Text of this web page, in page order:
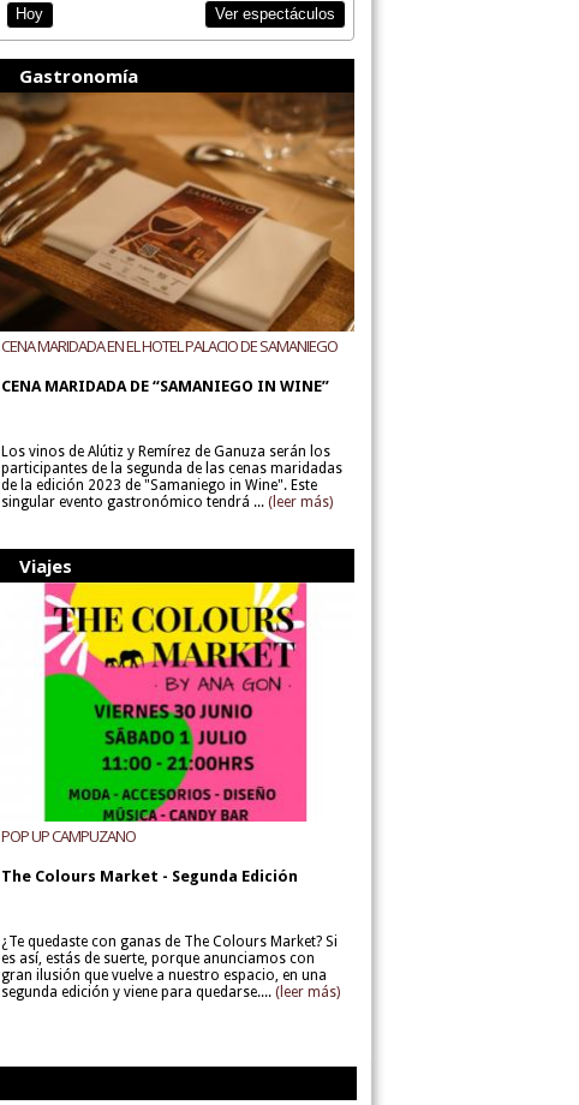
Hoy Ver espectáculos
Gastronomía
CENA MARIDADA EN EL HOTEL PALACIO DE SAMANIEGO
CENA MARIDADA DE “SAMANIEGO IN WINE”
Los vinos de Alútiz y Remírez de Ganuza serán los
participantes de la segunda de las cenas maridadas
de la edición 2023 de "Samaniego in Wine". Este
singular evento gastronómico tendrá ... (leer más)
Viajes
POP UP CAMPUZANO
The Colours Market - Segunda Edición
¿Te quedaste con ganas de The Colours Market? Si
es así, estás de suerte, porque anunciamos con
gran ilusión que vuelve a nuestro espacio, en una
segunda edición y viene para quedarse.... (leer más)